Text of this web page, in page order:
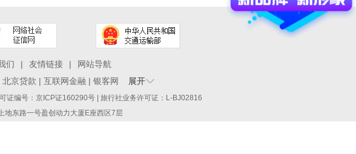
们 | 友情链接 |
网站导航
北京贷款 | 互联网金融 | 银客网 展开
编号：京ICP证160290号 | 旅行社业务许可证：L-BJ02816
东路一号盈创动力大厦E座西区7层